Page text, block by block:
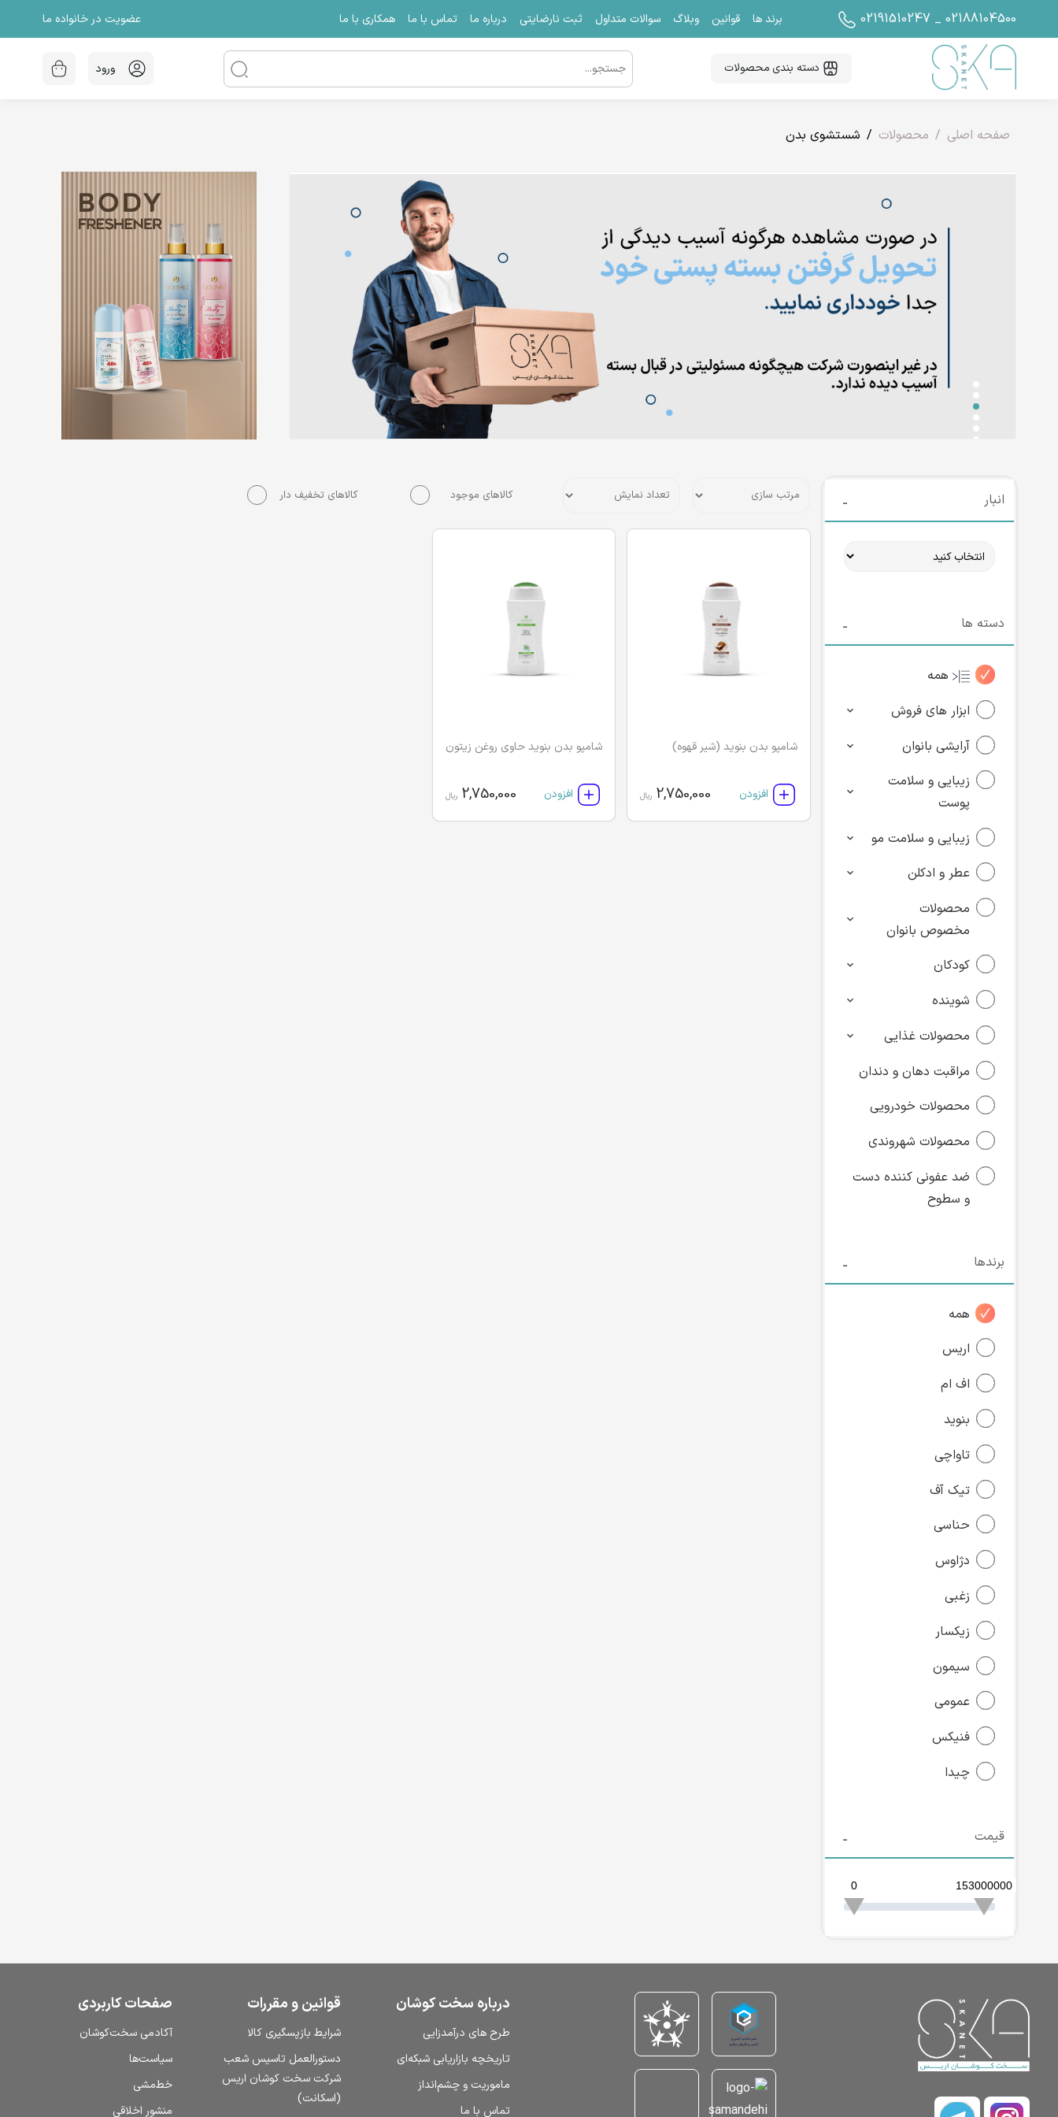
02191510247 _ 02188104500 برند ها قوانین وبلاگ سوالات متداول ثبت نارضایتی درباره ما تماس با ما همکاری با ما عضویت در خانواده ما
دسته بندی محصولات ورود
صفحه اصلی محصولات شستشوی بدن
انبار
دسته ها
همه
ابزار های فروش
آرایشی بانوان
زیبایی و سلامت
پوست
زیبایی و سلامت مو
عطر و ادکلن
محصولات
مخصوص بانوان
کودکان
شوینده
محصولات غذایی
مراقبت دهان و دندان
محصولات خودرویی
محصولات شهروندی
ضد عفونی کننده دست
و سطوح
برندها
همه
اریس
اف ام
بنوید
تاواچی
تیک آف
حناسی
دژاوس
زغبی
زیکسار
سیمون
عمومی
فنیکس
چیدا
قیمت
0 153000000
کالاهای موجود کالاهای تخفیف دار
شامپو بدن بنوید (شیر قهوه)
افزودن 2,750,000 ریال
شامپو بدن بنوید حاوی روغن زیتون
افزودن 2,750,000 ریال
درباره سخت کوشان
طرح‌ های درآمدزایی
تاریخچه بازاریابی شبکه‌ای
ماموریت و چشم‌انداز
تماس با ما
قوانین و مقررات
شرایط بازپسگیری کالا
دستورالعمل تاسیس شعب
شرکت سخت کوشان اریس
(اسکانت)
صفحات کاربردی
آکادمی سخت‌کوشان
سیاست‌ها
خط‌مشی
منشور اخلاقی